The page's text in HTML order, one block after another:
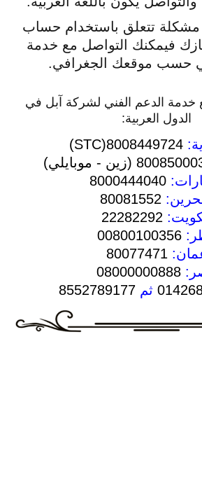
تتعلق باستخدام حساب
فيمكنك التواصل مع خدمة
حسب موقعك الجغرافي.
خدمة الدعم الفني لشركة آبل في
الدول العربية:
8008449724(STC)
(زين - موبايلي)
8000444040
80081552
22282292
00800100356
80077471
ثم 8552789177